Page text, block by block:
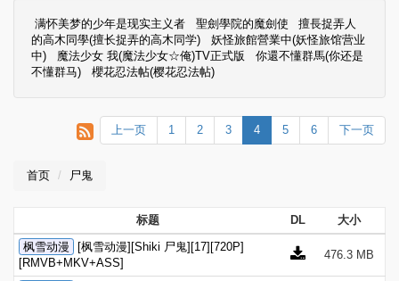
满怀美梦的少年是现实主义者 聖劍學院的魔劍使
擅長捉弄人
的高木同學(擅长捉弄的高木同学)
妖怪旅館營業中(妖怪旅馆营业
中)
魔法少女 我(魔法少女☆俺)TV正式版
你還不懂群馬(你还是
不懂群马)
櫻花忍法帖(樱花忍法帖)
上一页 1 2 3 4 5 6 下一页
首页 尸鬼
标题 DL
大小
枫雪动漫
[枫雪动漫][Shiki 尸鬼][17][720P]
[RMVB+MKV+ASS]
476.3 MB